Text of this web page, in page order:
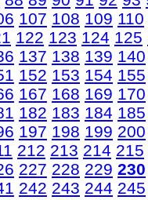
107 108 109 110
122 123 124 125
137 138 139 140
152 153 154 155
167 168 169 170
182 183 184 185
197 198 199 200
212 213 214 215
227 228 229 230
242 243 244 245